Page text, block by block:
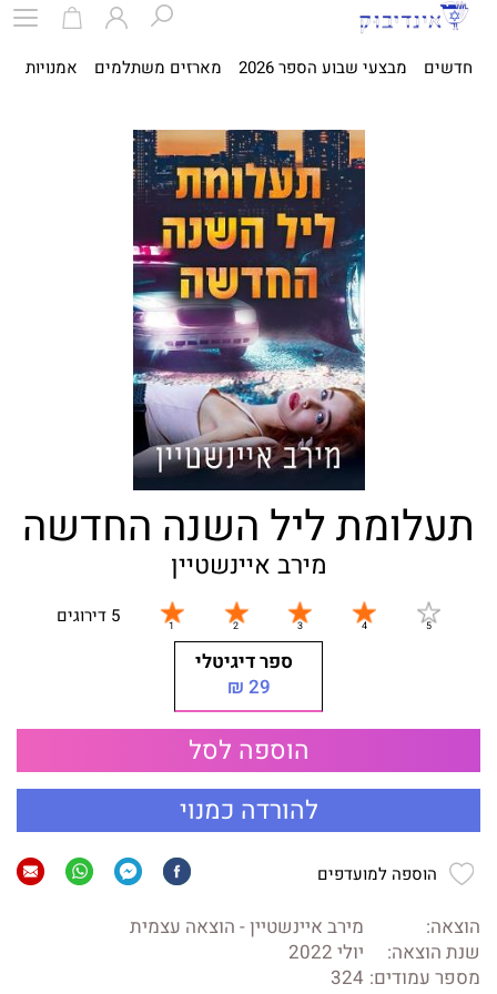
חדשים מבצעי שבוע הספר 2026 מארזים משתלמים אמנויות
תעלומת ליל השנה החדשה
מירב איינשטיין
5 דירוגים
ספר דיגיטלי
29 ₪
הוספה לסל
להורדה כמנוי
הוספה למועדפים
הוצאה:
מירב איינשטיין - הוצאה עצמית
שנת הוצאה:
יולי 2022
מספר עמודים: 324